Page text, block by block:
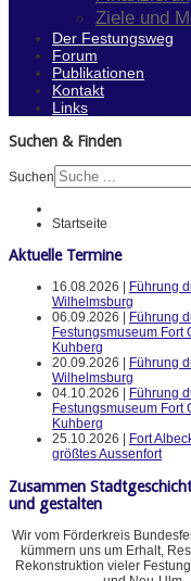
Ziele und
Der Festungsweg
Forum
Publikationen
Kontakt
Links
Suchen & Finden
Suchen
Startseite
Aktuelle Termine
16.08.2026 |
Führung
Wilhelmsburg
06.09.2026 |
Führung
Festungsmuseum Fort
Kuhberg
20.09.2026 |
Führung
Wilhelmsburg
04.10.2026 |
Führung
Festungsmuseum Fort
Kuhberg
25.10.2026 |
Fort
größtes Aussenfort
Zusammen
und gestalten
Wir vom Förderkreis
kümmern uns um Erhalt,
Rekonstruktion vieler